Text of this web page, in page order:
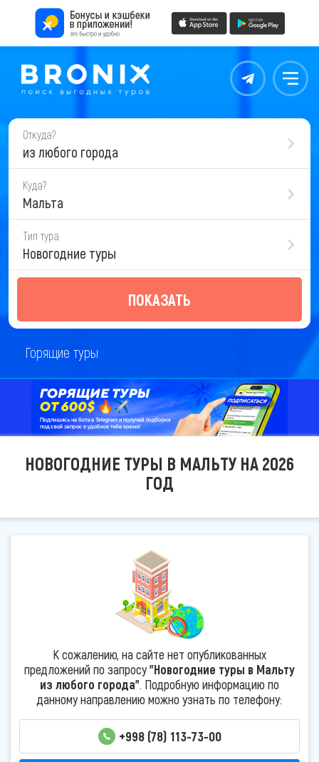
Контакты Меню
Откуда?
из любого города
Куда?
Мальта
Тип тура
Новогодние туры
ПОКАЗАТЬ
Горящие туры
НОВОГОДНИЕ ТУРЫ В МАЛЬТУ НА 2026
ГОД
К сожалению, на сайте нет опубликованных
предложений по запросу"Новогодние туры в Мальту
из любого города". Подробную информацию по
данному направлению можно узнать по телефону:
+998 (78) 113-73-00